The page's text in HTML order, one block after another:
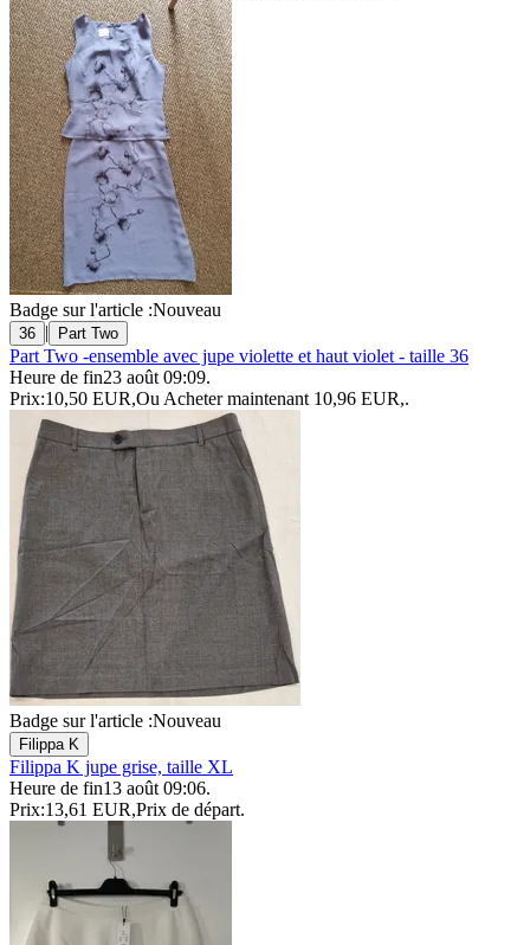
Badge sur l'article :Nouveau
36 | Part Two
Part Two -ensemble avec jupe violette et haut violet - taille 36
Heure de fin23 août 09:09.
Prix:10,50 EUR,Ou Acheter maintenant 10,96 EUR,.
Badge sur l'article :Nouveau
Filippa K
Filippa K jupe grise, taille XL
Heure de fin13 août 09:06.
Prix:13,61 EUR,Prix de départ.